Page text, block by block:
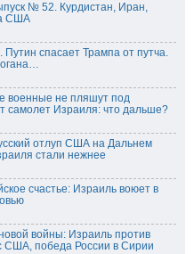
№ 52. Курдистан, Иран,
США
спасает Трампа от путча.
военные не пляшут под
самолет Израиля: что дальше?
отлуп США на Дальнем
стали нежнее
счастье: Израиль воюет в
войны: Израиль против
США, победа России в Сирии